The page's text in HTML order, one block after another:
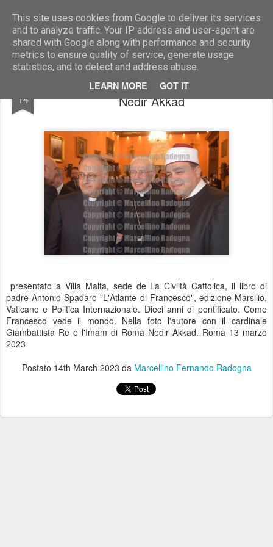
This site uses cookies from Google to deliver its services
and to analyze traffic. Your IP address and user-agent are
shared with Google along with performance and security
metrics to ensure quality of service, generate usage
statistics, and to detect and address abuse.
LEARN MORE GOT IT
Marcellino Radogna - Fotonotizie per la stampa
14
Antonio Spadaro con Giambattista Re e
Nedir Akkad
presentato a Villa Malta, sede de La Civiltà Cattolica, il libro di
padre Antonio Spadaro "L'Atlante di Francesco", edizione Marsilio.
Vaticano e Politica Internazionale. Dieci anni di pontificato. Come
Francesco vede il mondo. Nella foto l'autore con il cardinale
Giambattista Re e l'Imam di Roma Nedir Akkad. Roma 13 marzo
2023
Postato 14th March 2023 da Marcellino Fernando Radogna